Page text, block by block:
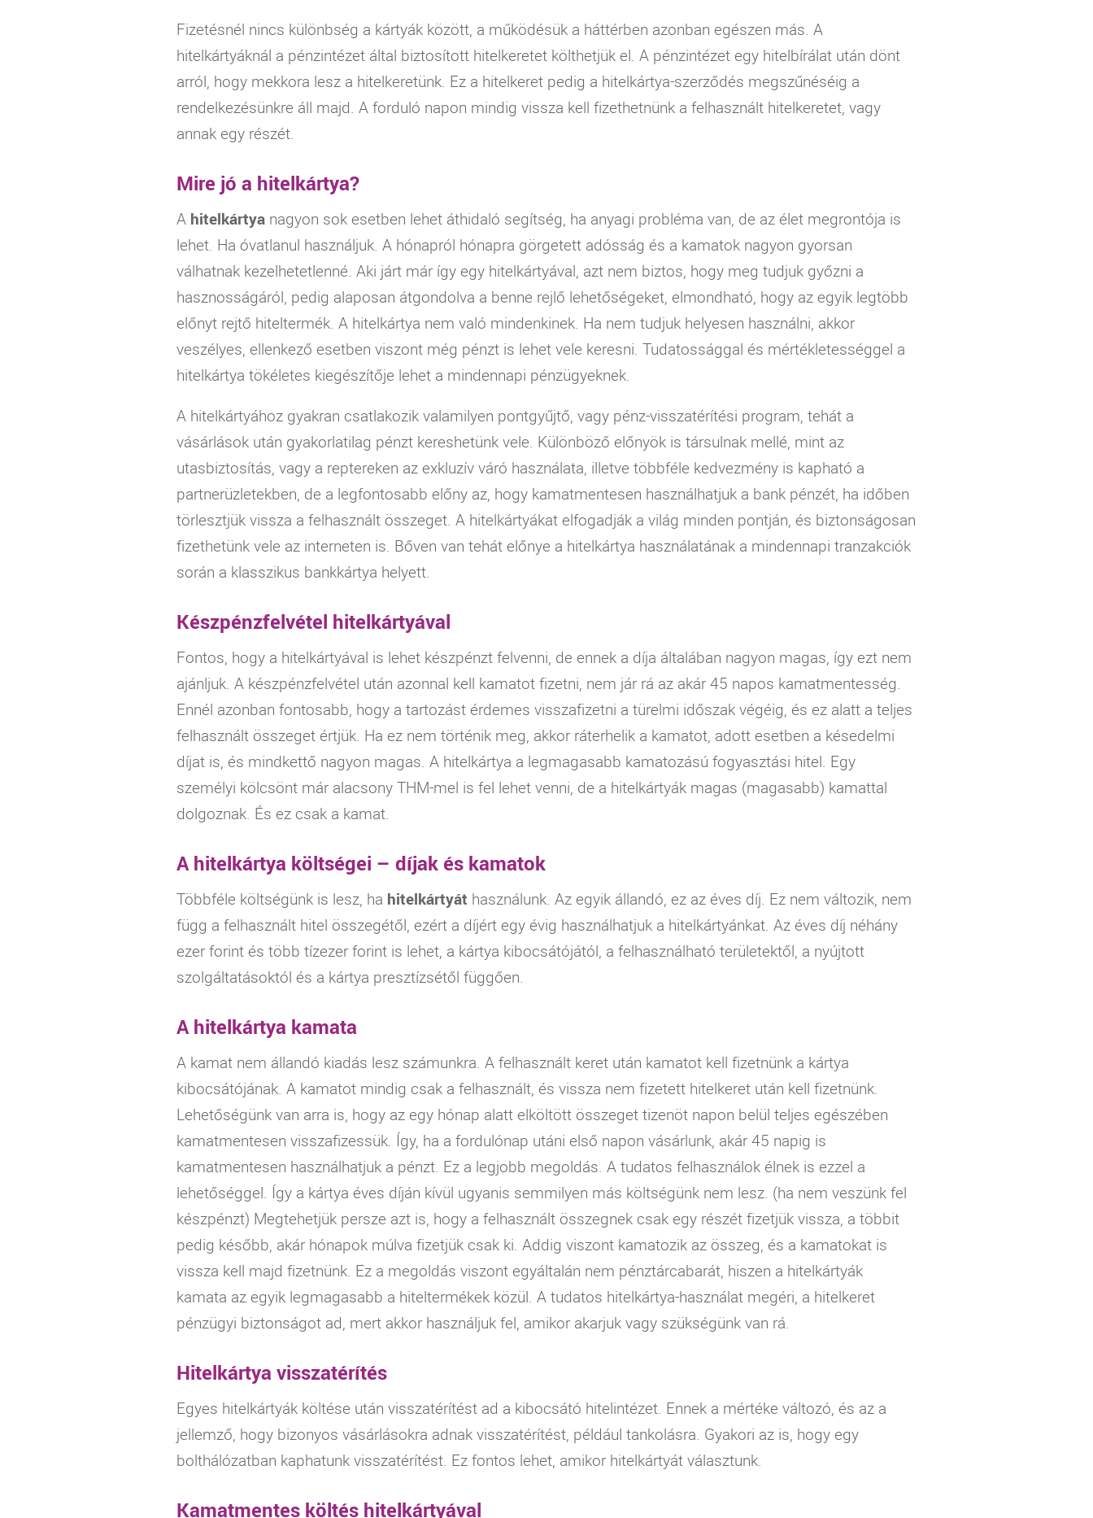
Fizetésnél nincs különbség a kártyák között, a működésük a háttérben azonban egészen más. A
hitelkártyáknál a pénzintézet által biztosított hitelkeretet költhetjük el. A pénzintézet egy hitelbírálat után dönt
arról, hogy mekkora lesz a hitelkeretünk. Ez a hitelkeret pedig a hitelkártya-szerződés megszűnéséig a
rendelkezésünkre áll majd. A forduló napon mindig vissza kell fizethetnünk a felhasznált hitelkeretet, vagy
annak egy részét.
Mire jó a hitelkártya?
A hitelkártya nagyon sok esetben lehet áthidaló segítség, ha anyagi probléma van, de az élet megrontója is
lehet. Ha óvatlanul használjuk. A hónapról hónapra görgetett adósság és a kamatok nagyon gyorsan
válhatnak kezelhetetlenné. Aki járt már így egy hitelkártyával, azt nem biztos, hogy meg tudjuk győzni a
hasznosságáról, pedig alaposan átgondolva a benne rejlő lehetőségeket, elmondható, hogy az egyik legtöbb
előnyt rejtő hiteltermék. A hitelkártya nem való mindenkinek. Ha nem tudjuk helyesen használni, akkor
veszélyes, ellenkező esetben viszont még pénzt is lehet vele keresni. Tudatossággal és mértékletességgel a
hitelkártya tökéletes kiegészítője lehet a mindennapi pénzügyeknek.
A hitelkártyához gyakran csatlakozik valamilyen pontgyűjtő, vagy pénz-visszatérítési program, tehát a
vásárlások után gyakorlatilag pénzt kereshetünk vele. Különböző előnyök is társulnak mellé, mint az
utasbiztosítás, vagy a reptereken az exkluzív váró használata, illetve többféle kedvezmény is kapható a
partnerüzletekben, de a legfontosabb előny az, hogy kamatmentesen használhatjuk a bank pénzét, ha időben
törlesztjük vissza a felhasznált összeget. A hitelkártyákat elfogadják a világ minden pontján, és biztonságosan
fizethetünk vele az interneten is. Bőven van tehát előnye a hitelkártya használatának a mindennapi tranzakciók
során a klasszikus bankkártya helyett.
Készpénzfelvétel hitelkártyával
Fontos, hogy a hitelkártyával is lehet készpénzt felvenni, de ennek a díja általában nagyon magas, így ezt nem
ajánljuk. A készpénzfelvétel után azonnal kell kamatot fizetni, nem jár rá az akár 45 napos kamatmentesség.
Ennél azonban fontosabb, hogy a tartozást érdemes visszafizetni a türelmi időszak végéig, és ez alatt a teljes
felhasznált összeget értjük. Ha ez nem történik meg, akkor ráterhelik a kamatot, adott esetben a késedelmi
díjat is, és mindkettő nagyon magas. A hitelkártya a legmagasabb kamatozású fogyasztási hitel. Egy
személyi kölcsönt már alacsonyTHM-mel is fel lehet venni, de a hitelkártyák magas (magasabb) kamattal
dolgoznak. És ez csak a kamat.
A hitelkártya költségei – díjak és kamatok
Többféle költségünk is lesz, ha hitelkártyát használunk. Az egyik állandó, ez az éves díj. Ez nem változik, nem
függ a felhasznált hitel összegétől, ezért a díjért egy évig használhatjuk a hitelkártyánkat. Az éves díj néhány
ezer forint és több tízezer forint is lehet, a kártya kibocsátójától, a felhasználható területektől, a nyújtott
szolgáltatásoktól és a kártya presztízsétől függően.
A hitelkártya kamata
A kamat nem állandó kiadás lesz számunkra. A felhasznált keret után kamatot kell fizetnünk a kártya
kibocsátójának. A kamatot mindig csak a felhasznált, és vissza nem fizetett hitelkeret után kell fizetnünk.
Lehetőségünk van arra is, hogy az egy hónap alatt elköltött összeget tizenöt napon belül teljes egészében
kamatmentesen visszafizessük. Így, ha a fordulónap utáni első napon vásárlunk, akár 45 napig is
kamatmentesen használhatjuk a pénzt. Ez a legjobb megoldás. A tudatos felhasználok élnek is ezzel a
lehetőséggel. Így a kártya éves díján kívül ugyanis semmilyen más költségünk nem lesz. (ha nem veszünk fel
készpénzt) Megtehetjük persze azt is, hogy a felhasznált összegnek csak egy részét fizetjük vissza, a többit
pedig később, akár hónapok múlva fizetjük csak ki. Addig viszont kamatozik az összeg, és a kamatokat is
vissza kell majd fizetnünk. Ez a megoldás viszont egyáltalán nem pénztárcabarát, hiszen a hitelkártyák
kamata az egyik legmagasabb a hiteltermékek közül. A tudatos hitelkártya-használat megéri, a hitelkeret
pénzügyi biztonságot ad, mert akkor használjuk fel, amikor akarjuk vagy szükségünk van rá.
Hitelkártya visszatérítés
Egyes hitelkártyák költése után visszatérítést ad a kibocsátó hitelintézet. Ennek a mértéke változó, és az a
jellemző, hogy bizonyos vásárlásokra adnak visszatérítést, például tankolásra. Gyakori az is, hogy egy
bolthálózatban kaphatunk visszatérítést. Ez fontos lehet, amikor hitelkártyát választunk.
Kamatmentes költés hitelkártyával